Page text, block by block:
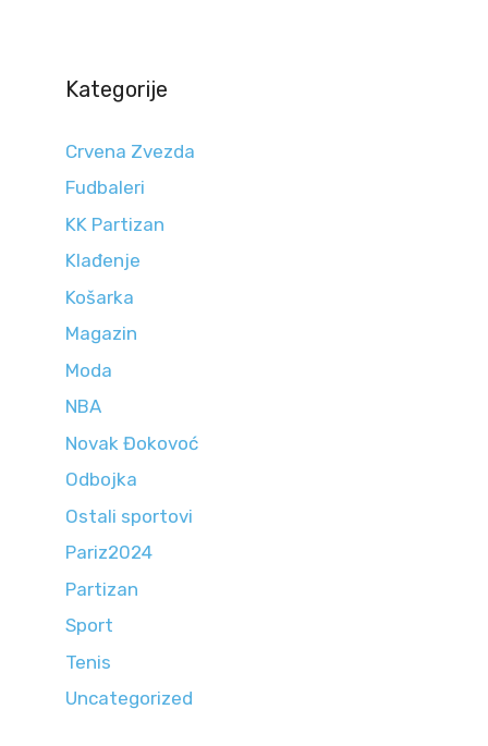
Kategorije
Crvena Zvezda
Fudbaleri
KK Partizan
Klađenje
Košarka
Magazin
Moda
NBA
Novak Đokovoć
Odbojka
Ostali sportovi
Pariz2024
Partizan
Sport
Tenis
Uncategorized